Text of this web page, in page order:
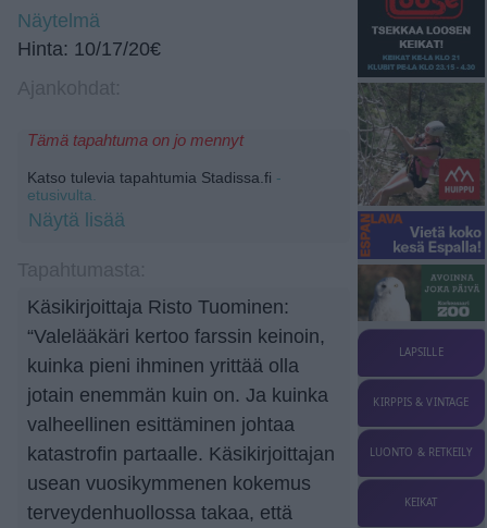
Näytelmä
Hinta: 10/17/20€
Tämä tapahtuma on jo mennyt
Katso tulevia tapahtumia Stadissa.fi -
etusivulta.
Näytä lisää
Käsikirjoittaja Risto Tuominen:
“Valelääkäri kertoo farssin keinoin,
kuinka pieni ihminen yrittää olla
jotain enemmän kuin on. Ja kuinka
valheellinen esittäminen johtaa
katastrofin partaalle. Käsikirjoittajan
usean vuosikymmenen kokemus
terveydenhuollossa takaa, että
LAPSILLE
KIRPPIS & VINTAGE
LUONTO & RETKEILY
KEIKAT